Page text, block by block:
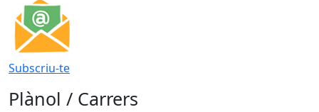
Subscriu-te
Plànol / Carrers